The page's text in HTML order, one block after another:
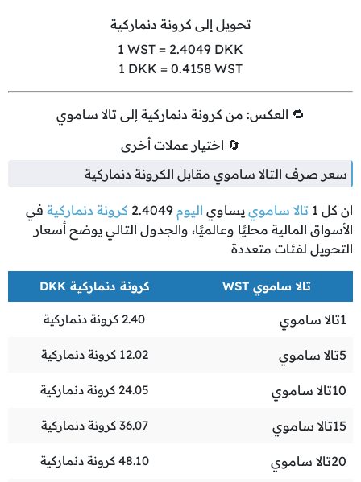
تحويل إلى كرونة دنماركية
1 WST = 2.4049 DKK
1 DKK = 0.4158 WST
🔁 العكس: من كرونة دنماركية إلى تالا ساموي
🔄 اختيار عملات أخرى
سعر صرف التالا ساموي مقابل الكرونة دنماركية
ان كل 1 تالا ساموي يساوي اليوم 2.4049 كرونة دنماركية في
الأسواق المالية محليًا وعالميًا، والجدول التالي يوضح أسعار
التحويل لفئات متعددة
تالا ساموي WST كرونة دنماركية DKK
1تالا ساموي 2.40 كرونة دنماركية
5تالا ساموي 12.02 كرونة دنماركية
10تالا ساموي 24.05 كرونة دنماركية
15تالا ساموي 36.07 كرونة دنماركية
20تالا ساموي 48.10 كرونة دنماركية